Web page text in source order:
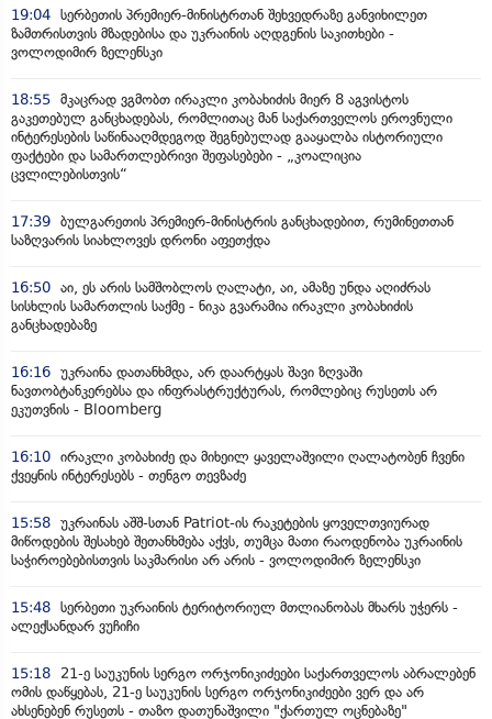
19:04 სერბეთის პრემიერ-მინისტრთან შეხვედრაზე განვიხილეთ
ზამთრისთვის მზადებისა და უკრაინის აღდგენის საკითხები -
ვოლოდიმირ ზელენსკი
18:55 მკაცრად ვგმობთ ირაკლი კობახიძის მიერ 8 აგვისტოს
გაკეთებულ განცხადებას, რომლითაც მან საქართველოს ეროვნული
ინტერესების საწინააღმდეგოდ შეგნებულად გააყალბა ისტორიული
ფაქტები და სამართლებრივი შეფასებები - „კოალიცია
ცვლილებისთვის“
17:39 ბულგარეთის პრემიერ-მინისტრის განცხადებით, რუმინეთთან
საზღვარის სიახლოვეს დრონი აფეთქდა
16:50 აი, ეს არის სამშობლოს ღალატი, აი, ამაზე უნდა აღიძრას
სისხლის სამართლის საქმე - ნიკა გვარამია ირაკლი კობახიძის
განცხადებაზე
16:16 უკრაინა დათანხმდა, არ დაარტყას შავი ზღვაში
ნავთობტანკერებსა და ინფრასტრუქტურას, რომლებიც რუსეთს არ
ეკუთვნის - Bloomberg
16:10 ირაკლი კობახიძე და მიხეილ ყაველაშვილი ღალატობენ ჩვენი
ქვეყნის ინტერესებს - თენგო თევზაძე
15:58 უკრაინას აშშ-სთან Patriot-ის რაკეტების ყოველთვიურად
მიწოდების შესახებ შეთანხმება აქვს, თუმცა მათი რაოდენობა უკრაინის
საჭიროებებისთვის საკმარისი არ არის - ვოლოდიმირ ზელენსკი
15:48 სერბეთი უკრაინის ტერიტორიულ მთლიანობას მხარს უჭერს -
ალექსანდარ ვუჩიჩი
15:18
21-ე საუკუნის სერგო ორჯონიკიძეები საქართველოს აბრალებენ
ომის დაწყებას, 21-ე საუკუნის სერგო ორჯონიკიძეები ვერ და არ
ახსენებენ რუსეთს - თაზო დათუნაშვილი "ქართულ ოცნებაზე"